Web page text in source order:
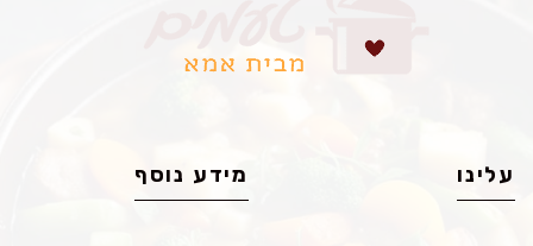
עלינו מידע נוסף